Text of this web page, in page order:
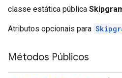
classe estática pública
Atributos opcionais para
Métodos Públicos